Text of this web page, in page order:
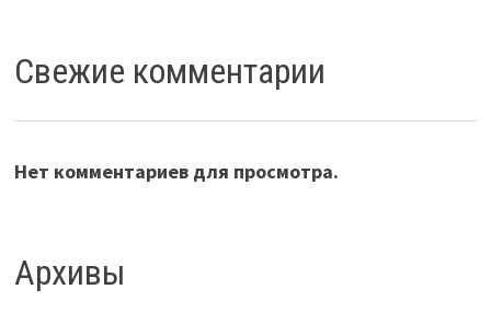
Свежие комментарии
Нет комментариев для просмотра.
Архивы